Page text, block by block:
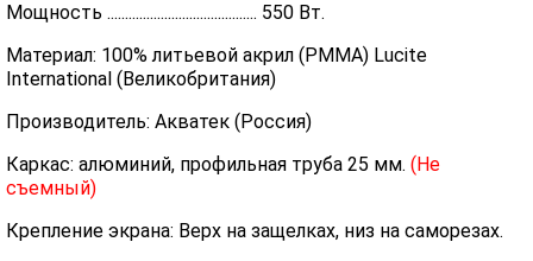
Мощность .......................................... 550 Вт.
Материал: 100% литьевой акрил (PMMA) Lucite
International (Великобритания)
Производитель: Акватек (Россия)
Каркас: алюминий, профильная труба 25 мм. (Не
съемный)
Крепление экрана: Верх на защелках, низ на саморезах.